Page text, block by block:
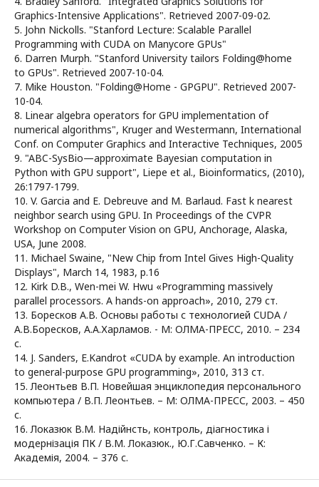
Graphics-Intensive Applications". Retrieved 2007-09-02.
5. John Nickolls. "Stanford Lecture: Scalable Parallel
Programming with CUDA on Manycore GPUs"
6. Darren Murph. "Stanford University tailors Folding@home
to GPUs". Retrieved 2007-10-04.
7. Mike Houston. "Folding@Home - GPGPU". Retrieved 2007-
10-04.
8. Linear algebra operators for GPU implementation of
numerical algorithms", Kruger and Westermann, International
Conf. on Computer Graphics and Interactive Techniques, 2005
9. "ABC-SysBio—approximate Bayesian computation in
Python with GPU support", Liepe et al., Bioinformatics, (2010),
26:1797-1799.
10. V. Garcia and E. Debreuve and M. Barlaud. Fast k nearest
neighbor search using GPU. In Proceedings of the CVPR
Workshop on Computer Vision on GPU, Anchorage, Alaska,
USA, June 2008.
11. Michael Swaine, "New Chip from Intel Gives High-Quality
Displays", March 14, 1983, p.16
12. Kirk D.B., Wen-mei W. Hwu «Programming massively
parallel processors. A hands-on approach», 2010, 279 ст.
13. Боресков А.В. Основы работы с технологией CUDA /
А.В.Боресков, А.А.Харламов. - М: ОЛМА-ПРЕСС, 2010. – 234
с.
14. J. Sanders, E.Kandrot «CUDA by example. An introduction
to general-purpose GPU programming», 2010, 313 ст.
15. Леонтьев В.П. Новейшая энциклопедия персонального
компьютера / В.П. Леонтьев. – М: ОЛМА-ПРЕСС, 2003. – 450
с.
16. Локазюк В.М. Надійнсть, контроль, діагностика і
модернізація ПК / В.М. Локазюк., Ю.Г.Савченко. – К:
Академія, 2004. – 376 с.